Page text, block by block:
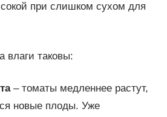
при слишком сухом для
влаги таковы:
– томаты медленнее растут,
новые плоды. Уже